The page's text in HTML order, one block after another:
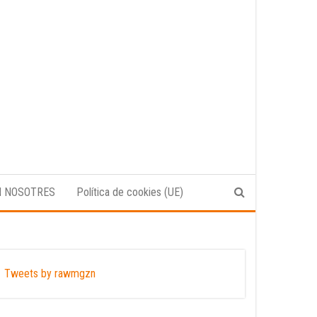
NOSOTRES Política de cookies (UE)
Tweets by rawmgzn